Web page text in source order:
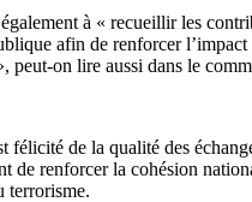
à « recueillir les
afin de renforcer l’impact
peut-on lire aussi dans le
félicité de la qualité des
de renforcer la cohésion
terrorisme.